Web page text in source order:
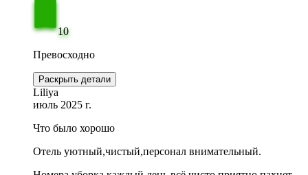
10
Превосходно
Раскрыть детали
Liliya
июль 2025 г.
Что было хорошо
Отель уютный,чистый,персонал внимательный.